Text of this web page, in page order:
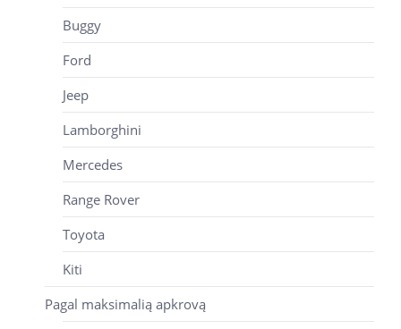
Buggy
Ford
Jeep
Lamborghini
Mercedes
Range Rover
Toyota
Kiti
Pagal maksimalią apkrovą